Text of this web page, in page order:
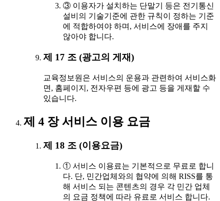
③ 이용자가 설치하는 단말기 등은 전기통신
설비의 기술기준에 관한 규칙이 정하는 기준
에 적합하여야 하며, 서비스에 장애를 주지
않아야 합니다.
제 17 조 (광고의 게재)
교육정보원은 서비스의 운용과 관련하여 서비스화
면, 홈페이지, 전자우편 등에 광고 등을 게재할 수
있습니다.
제 4 장 서비스 이용 요금
제 18 조 (이용요금)
① 서비스 이용료는 기본적으로 무료로 합니
다. 단, 민간업체와의 협약에 의해 RISS를 통
해 서비스 되는 콘텐츠의 경우 각 민간 업체
의 요금 정책에 따라 유료로 서비스 합니다.